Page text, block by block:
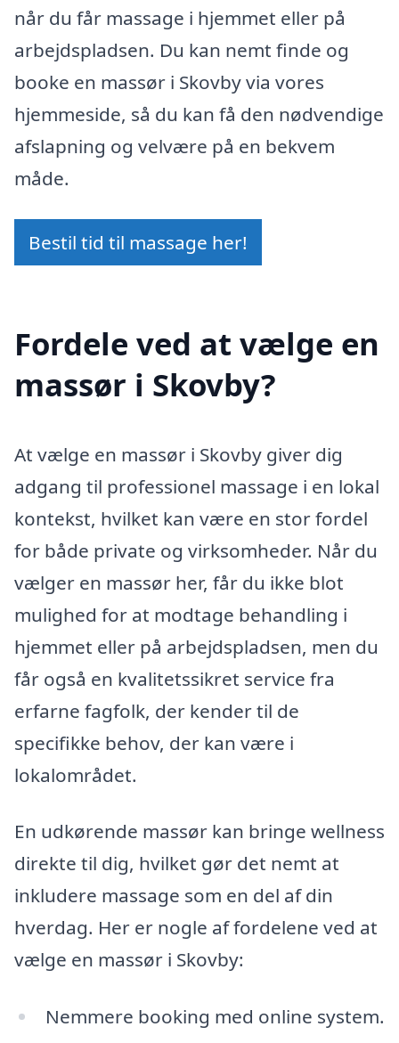
når du får massage i hjemmet eller på
arbejdspladsen. Du kan nemt finde og
booke en massør i Skovby via vores
hjemmeside, så du kan få den nødvendige
afslapning og velvære på en bekvem
måde.
Bestil tid til massage her!
Fordele ved at vælge en
massør i Skovby?
At vælge en massør i Skovby giver dig
adgang til professionel massage i en lokal
kontekst, hvilket kan være en stor fordel
for både private og virksomheder. Når du
vælger en massør her, får du ikke blot
mulighed for at modtage behandling i
hjemmet eller på arbejdspladsen, men du
får også en kvalitetssikret service fra
erfarne fagfolk, der kender til de
specifikke behov, der kan være i
lokalområdet.
En udkørende massør kan bringe wellness
direkte til dig, hvilket gør det nemt at
inkludere massage som en del af din
hverdag. Her er nogle af fordelene ved at
vælge en massør i Skovby:
Nemmere booking med online system.